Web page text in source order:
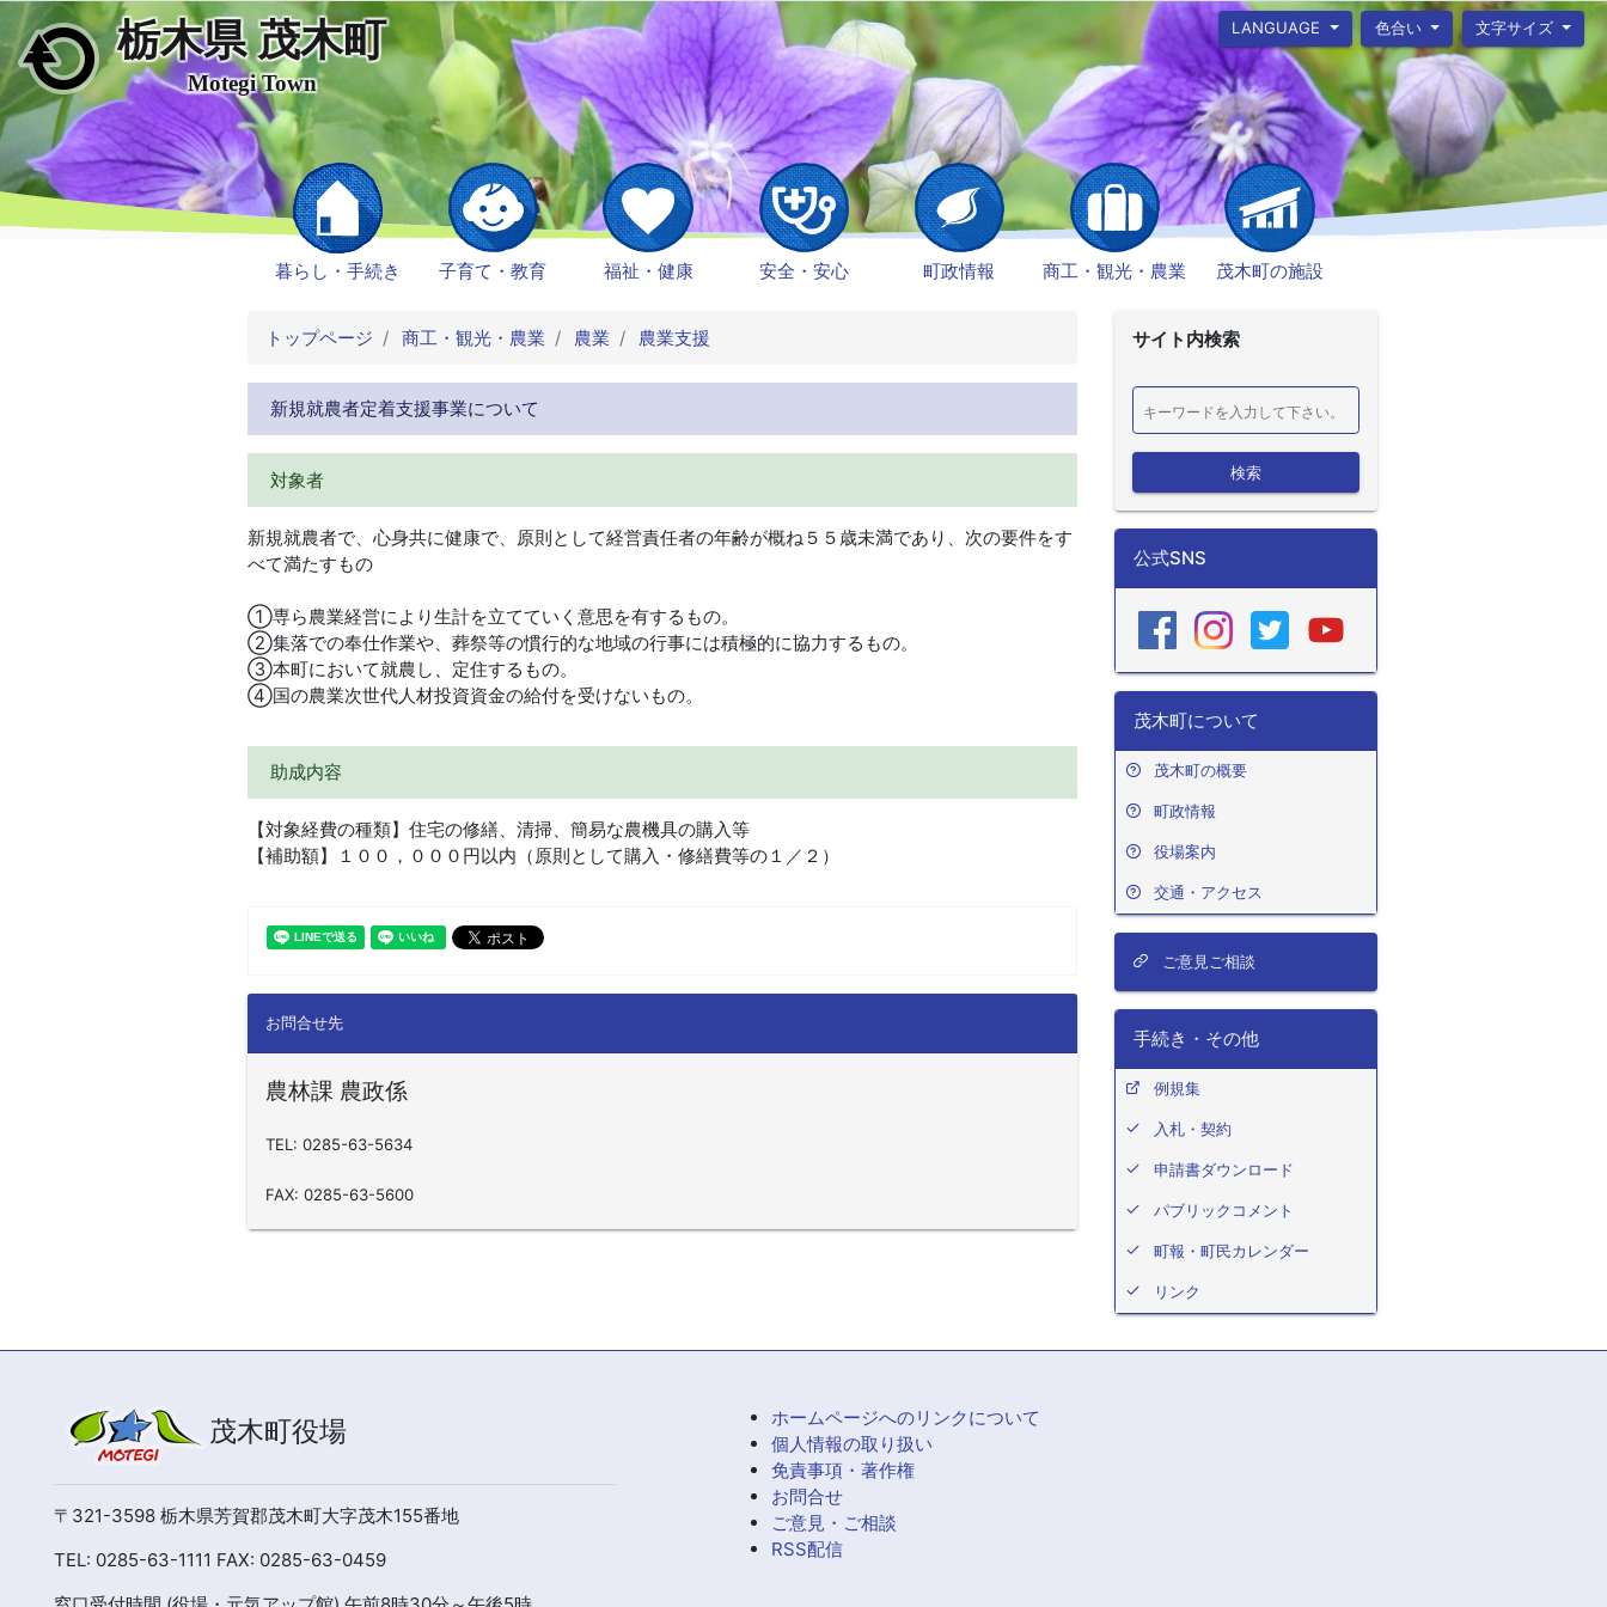
メインコンテンツにスキップ
栃木県 茂木町
Motegi Town
LANGUAGE 色合い 文字サイズ
暮らし・手続き 子育て・教育 福祉・健康 安全・安心 町政情報 商工・観光・農業 茂木町の施設
トップページ 商工・観光・農業 農業 農業支援
新規就農者定着支援事業について
対象者
新規就農者で、心身共に健康で、原則として経営責任者の年齢が概ね５５歳未満であり、次の要件をす
べて満たすもの
①専ら農業経営により生計を立てていく意思を有するもの。
②集落での奉仕作業や、葬祭等の慣行的な地域の行事には積極的に協力するもの。
③本町において就農し、定住するもの。
④国の農業次世代人材投資資金の給付を受けないもの。
助成内容
【対象経費の種類】住宅の修繕、清掃、簡易な農機具の購入等
【補助額】１００，０００円以内（原則として購入・修繕費等の１／２）
お問合せ先
農林課 農政係
TEL: 0285-63-5634
FAX: 0285-63-5600
サイト内検索
検索
公式SNS
茂木町について
茂木町の概要
町政情報
役場案内
交通・アクセス
ご意見ご相談
手続き・その他
例規集
入札・契約
申請書ダウンロード
パブリックコメント
町報・町民カレンダー
リンク
茂木町役場
〒321-3598 栃木県芳賀郡茂木町大字茂木155番地
TEL: 0285-63-1111 FAX: 0285-63-0459
ホームページへのリンクについて
個人情報の取り扱い
免責事項・著作権
お問合せ
ご意見・ご相談
RSS配信